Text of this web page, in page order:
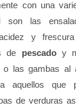
con una
son las
y
de pescadoy
las gambas al
aquellos que
de verduras